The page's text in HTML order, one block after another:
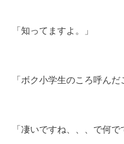
「知ってますよ。」
「ボク小学生のころ呼んだ
「凄いですね、、、で何で